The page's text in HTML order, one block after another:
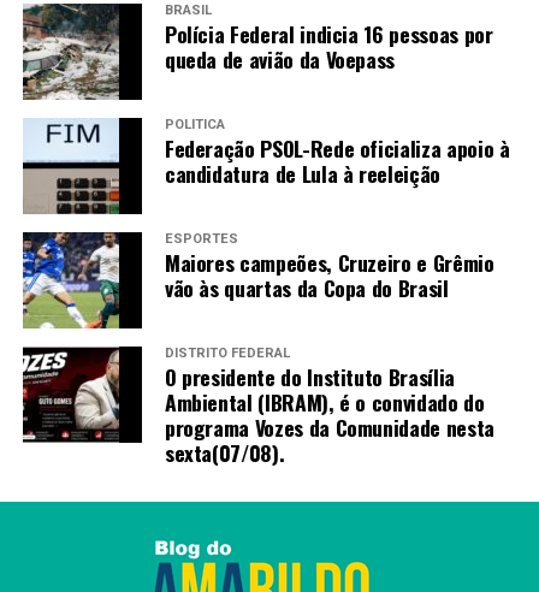
BRASIL
Polícia Federal indicia 16 pessoas por
queda de avião da Voepass
POLÍTICA
Federação PSOL-Rede oficializa apoio à
candidatura de Lula à reeleição
ESPORTES
Maiores campeões, Cruzeiro e Grêmio
vão às quartas da Copa do Brasil
DISTRITO FEDERAL
O presidente do Instituto Brasília
Ambiental (IBRAM), é o convidado do
programa Vozes da Comunidade nesta
sexta(07/08).